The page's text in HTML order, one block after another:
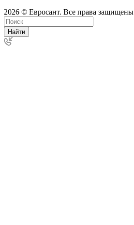
2026 © Евросант. Все права защищены
Найти